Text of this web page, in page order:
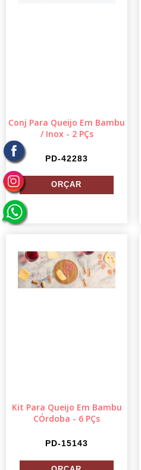
Conj Para Queijo Em Bambu
/ Inox - 2 PÇs
PD-42283
Kit Para Queijo Em Bambu
CÓrdoba - 6 PÇs
PD-15143